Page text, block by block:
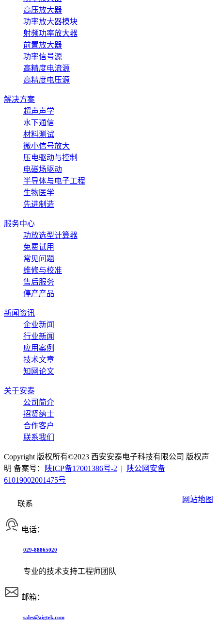
高压放大器
功率放大器模块
射频功率放大器
前置放大器
功率信号源
高精度电流源
高精度电压源
解决方案
超声声学
水下通信
材料测试
微小信号放大
压电驱动与控制
电磁场驱动
半导体与电子工程
生物医学
先进制造
服务中心
功放选型计算器
免费试用
常见问题
维修与校准
售后服务
停产产品
新闻资讯
企业新闻
行业新闻
应用案例
技术文章
知网论文
关于安泰
公司简介
招贤纳士
合作客户
联系我们
Copyright 版权所有©2023 西安安泰电子科技有限公司 版权声
明 备案号：
陕ICP备17001386号-2 |
陕公网安备
61019002001475号
网站地图
联系
电话：
029-88865020
专业的技术支持工程师团队
邮箱：
sales@aigtek.com